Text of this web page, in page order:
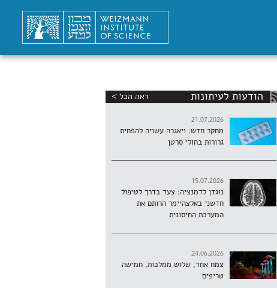
הודעות לעיתונות ראה הכל >
21.07.2026
מחקר חדש: ויאגרה עשויה להפחית
גרורות בחולי סרטן
15.07.2026
נוגדן לדמנציה: צעד בדרך לטיפול
חדשני באלצהיימר הרותם את
המערכת החיסונית
24.06.2026
צמח אחד, שלוש ממלכות, חמישה
טריפים